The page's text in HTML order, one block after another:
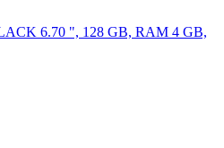
6.70 ", 128 GB, RAM 4 GB,